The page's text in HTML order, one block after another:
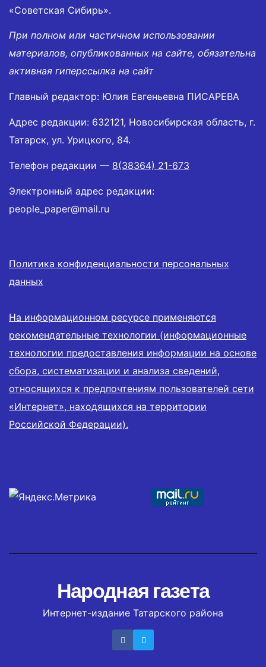
«Советская Сибирь».
При полном или частичном использовании
материалов, опубликованных на сайте, обязательна
активная гиперссылка на сайт
Главный редактор: Юлия Евгеньевна ПИСАРЕВА
Адрес редакции: 632121, Новосибирская область, г.
Татарск, ул. Урицкого, 84.
Телефон редакции — 8(38364) 21-673
Электронный адрес редакции:
people_paper@mail.ru
Политика конфиденциальности персональных
данных
На информационном ресурсе применяются
рекомендательные технологии (информационные
технологии предоставления информации на основе
сбора, систематизации и анализа сведений,
относящихся к предпочтениям пользователей сети
«Интернет», находящихся на территории
Российской Федерации).
Народная газета
Интернет-издание Татарского района